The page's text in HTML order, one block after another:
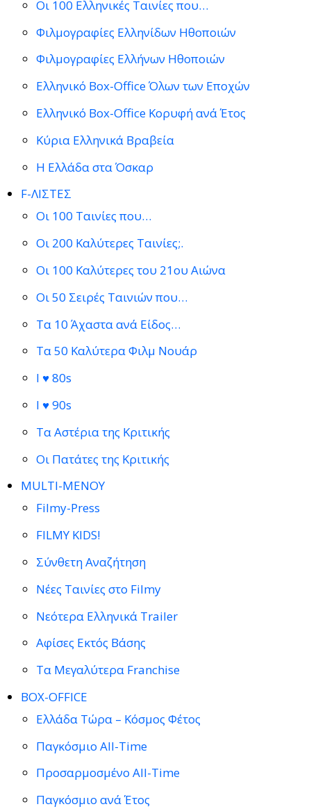
Οι 100 Ελληνικές Ταινίες που…
Φιλμογραφίες Ελληνίδων Ηθοποιών
Φιλμογραφίες Ελλήνων Ηθοποιών
Ελληνικό Box-Office Όλων των Εποχών
Ελληνικό Box-Office Κορυφή ανά Έτος
Κύρια Ελληνικά Βραβεία
Η Ελλάδα στα Όσκαρ
F-ΛΙΣΤΕΣ
Οι 100 Ταινίες που…
Οι 200 Καλύτερες Ταινίες;.
Οι 100 Καλύτερες του 21ου Αιώνα
Οι 50 Σειρές Ταινιών που…
Τα 10 Άχαστα ανά Είδος…
Τα 50 Καλύτερα Φιλμ Νουάρ
I ♥ 80s
I ♥ 90s
Τα Αστέρια της Κριτικής
Οι Πατάτες της Κριτικής
MULTI-ΜΕΝΟΥ
Filmy-Press
FILMY KIDS!
Σύνθετη Αναζήτηση
Νέες Ταινίες στο Filmy
Νεότερα Ελληνικά Trailer
Αφίσες Εκτός Βάσης
Τα Μεγαλύτερα Franchise
BOX-OFFICE
Ελλάδα Τώρα – Κόσμος Φέτος
Παγκόσμιο All-Time
Προσαρμοσμένο All-Time
Παγκόσμιο ανά Έτος